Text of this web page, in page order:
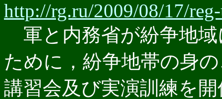
http://rg.ru/2009/08/17/
軍と内務省が紛争地
ために，紛争地帯の身
講習会及び実演訓練を